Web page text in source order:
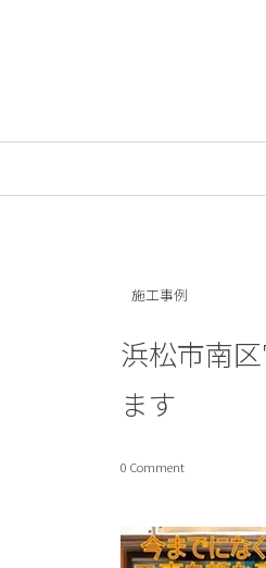
施工事例
浜松市南
ます
0 Comment